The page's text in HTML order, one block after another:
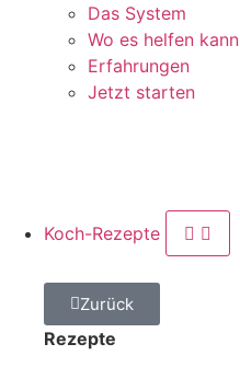
Das System
Wo es helfen kann
Erfahrungen
Jetzt starten
Koch-Rezepte
Zurück
Rezepte